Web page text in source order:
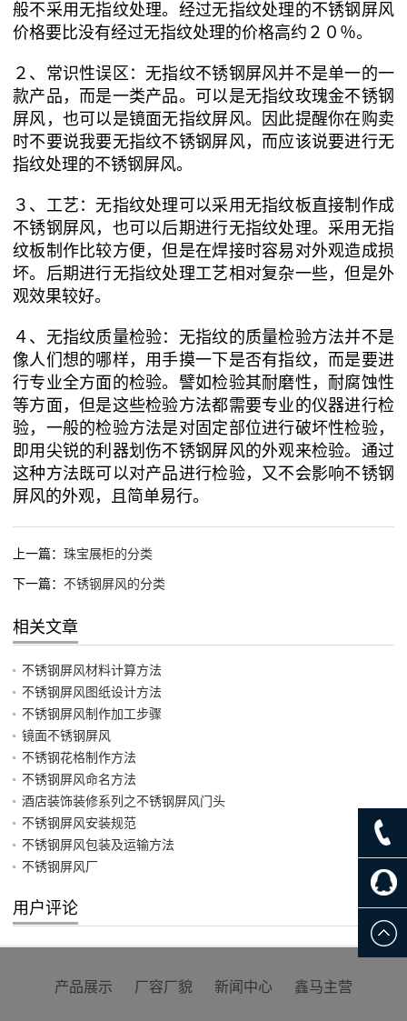
般不采用无指纹处理。经过无指纹处理的不锈钢屏风
价格要比没有经过无指纹处理的价格高约２０％。
２、常识性误区：无指纹不锈钢屏风并不是单一的一
款产品，而是一类产品。可以是无指纹玫瑰金不锈钢
屏风，也可以是镜面无指纹屏风。因此提醒你在购卖
时不要说我要无指纹不锈钢屏风，而应该说要进行无
指纹处理的不锈钢屏风。
３、工艺：无指纹处理可以采用无指纹板直接制作成
不锈钢屏风，也可以后期进行无指纹处理。采用无指
纹板制作比较方便，但是在焊接时容易对外观造成损
坏。后期进行无指纹处理工艺相对复杂一些，但是外
观效果较好。
４、无指纹质量检验：无指纹的质量检验方法并不是
像人们想的哪样，用手摸一下是否有指纹，而是要进
行专业全方面的检验。譬如检验其耐磨性，耐腐蚀性
等方面，但是这些检验方法都需要专业的仪器进行检
验，一般的检验方法是对固定部位进行破坏性检验，
即用尖锐的利器划伤不锈钢屏风的外观来检验。通过
这种方法既可以对产品进行检验，又不会影响不锈钢
屏风的外观，且简单易行。
上一篇： 珠宝展柜的分类
下一篇： 不锈钢屏风的分类
相关文章
不锈钢屏风材料计算方法
不锈钢屏风图纸设计方法
不锈钢屏风制作加工步骤
镜面不锈钢屏风
不锈钢花格制作方法
不锈钢屏风命名方法
酒店装饰装修系列之不锈钢屏风门头
不锈钢屏风安装规范
不锈钢屏风包装及运输方法
不锈钢屏风厂
用户评论
产品展示 厂容厂貌 新闻中心 鑫马主营